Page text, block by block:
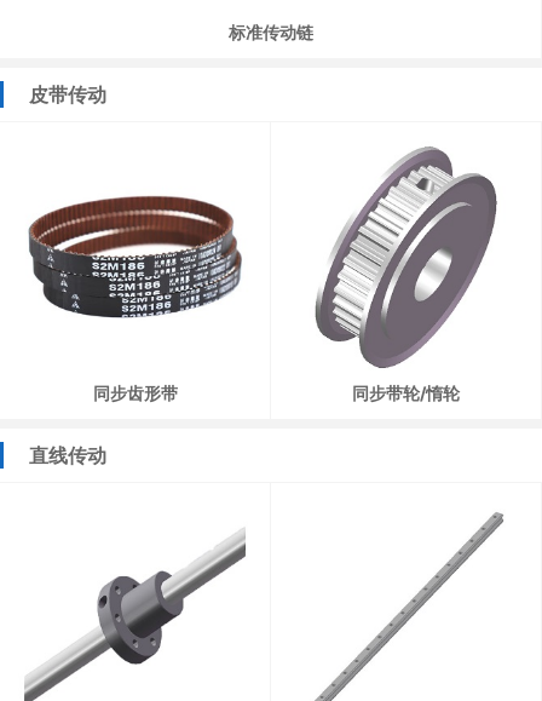
标准传动链
皮带传动
同步齿形带 同步带轮/惰轮
直线传动